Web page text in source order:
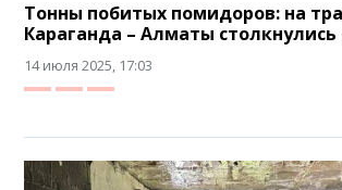
Тонны побитых помидоров: на
Караганда – Алматы
14 июля 2025, 17:03